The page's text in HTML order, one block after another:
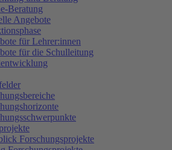
Beratung
Angebote
für Lehrer:innen
für die Schulleitung
Forschungsprojekte